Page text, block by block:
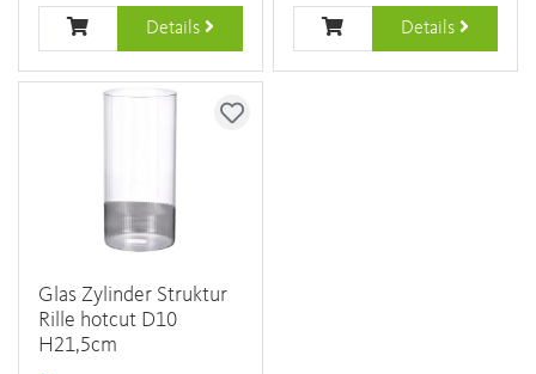
Details Details
Glas Zylinder Struktur
Rille hotcut D10
H21,5cm